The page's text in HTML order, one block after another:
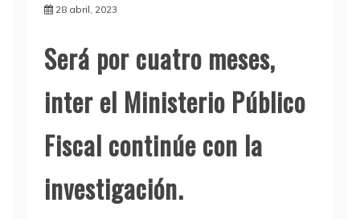
28 abril, 2023
Será por cuatro meses,
inter el Ministerio Público
Fiscal continúe con la
investigación.